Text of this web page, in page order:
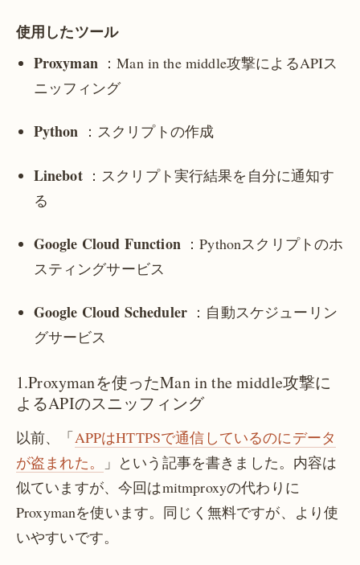
使用したツール
Proxyman：Man in the middle攻撃によるAPIス
ニッフィング
Python ：スクリプトの作成
Linebot：スクリプト実行結果を自分に通知す
る
Google Cloud Function：Pythonスクリプトのホ
スティングサービス
Google Cloud Scheduler ：自動スケジューリン
グサービス
1.Proxymanを使ったMan in the middle攻撃に
よるAPIのスニッフィング
以前、「APPはHTTPSで通信しているのにデータ
が盗まれた。
」という記事を書きました。内容は
似ていますが、今回はmitmproxyの代わりに
Proxymanを使います。同じく無料ですが、より使
いやすいです。